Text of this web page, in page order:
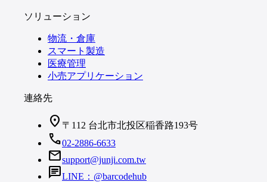
ソリューション
物流・倉庫
スマート製造
医療管理
小売アプリケーション
連絡先
location_on 〒112 台北市北投区稲香路193号
call02-2886-6633
mailsupport@junji.com.tw
chatLINE：@barcodehub